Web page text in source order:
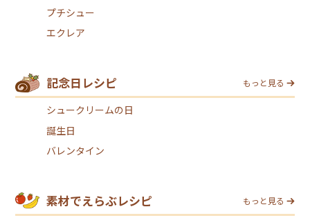
プチシュー
エクレア
記念日レシピ もっと見る
シュークリームの日
誕生日
バレンタイン
素材でえらぶレシピ もっと見る